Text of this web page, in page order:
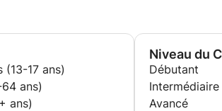
hautement adaptable/discipliné et
disposition du matériel et des
apprendre rapidement.
et anglophones.
pour groupes et individuels de
depuis 15 ans.
(13-17 ans)
ans)
ans)
Niveau du
Débutant
Intermédiaire
Avancé